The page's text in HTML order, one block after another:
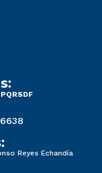
PQRSDF
Reyes Echandía